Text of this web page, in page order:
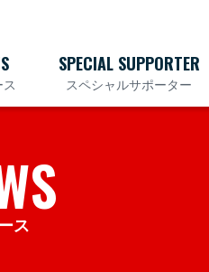
SPECIAL SUPPORTER
スペシャルサポーター
ス